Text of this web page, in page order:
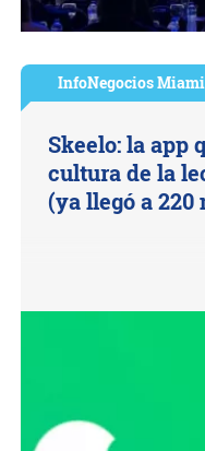
InfoNegocios Miami
Skeelo: la app
cultura de la
(ya llegó a